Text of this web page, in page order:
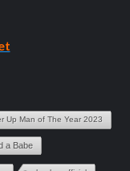
Up Man of The Year 2023
a Babe